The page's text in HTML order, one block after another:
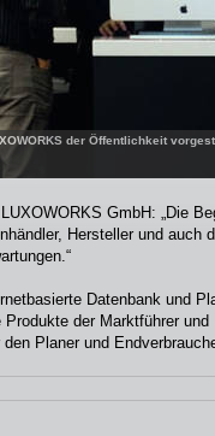
der Öffentlichkeit
GmbH: „Die
Hersteller und auch
Datenbank und
der Marktführer und
Planer und